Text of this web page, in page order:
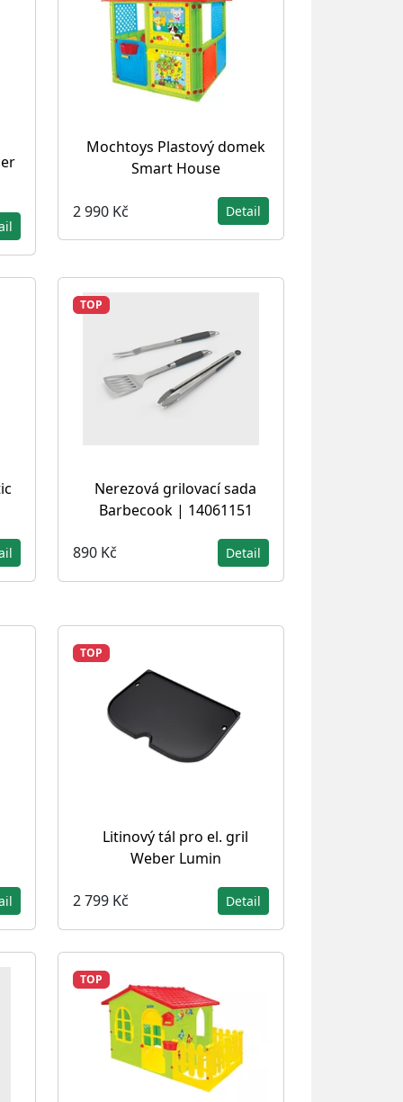
Mochtoys Plastový domek
Smart House
2 990 Kč Detail
TOP
Nerezová grilovací sada
Barbecook | 14061151
890 Kč Detail
TOP
Litinový tál pro el. gril
Weber Lumin
2 799 Kč Detail
TOP